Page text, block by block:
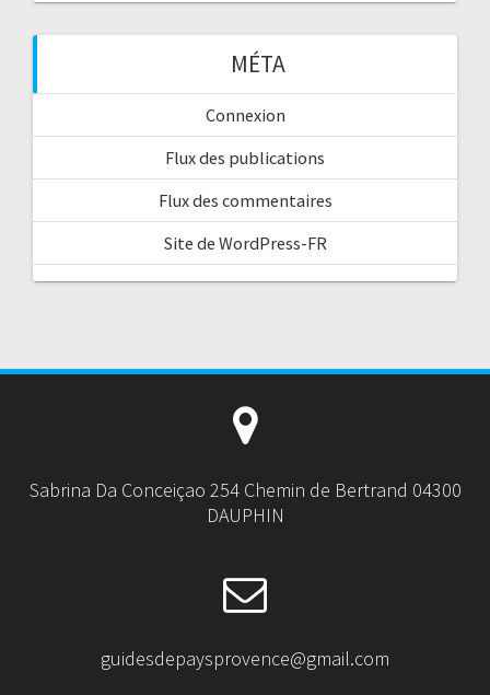
MÉTA
Connexion
Flux des publications
Flux des commentaires
Site de WordPress-FR
Sabrina Da Conceiçao 254 Chemin de Bertrand 04300
DAUPHIN
guidesdepaysprovence@gmail.com